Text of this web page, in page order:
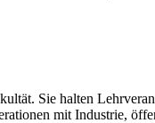
Sie halten
mit Industrie,